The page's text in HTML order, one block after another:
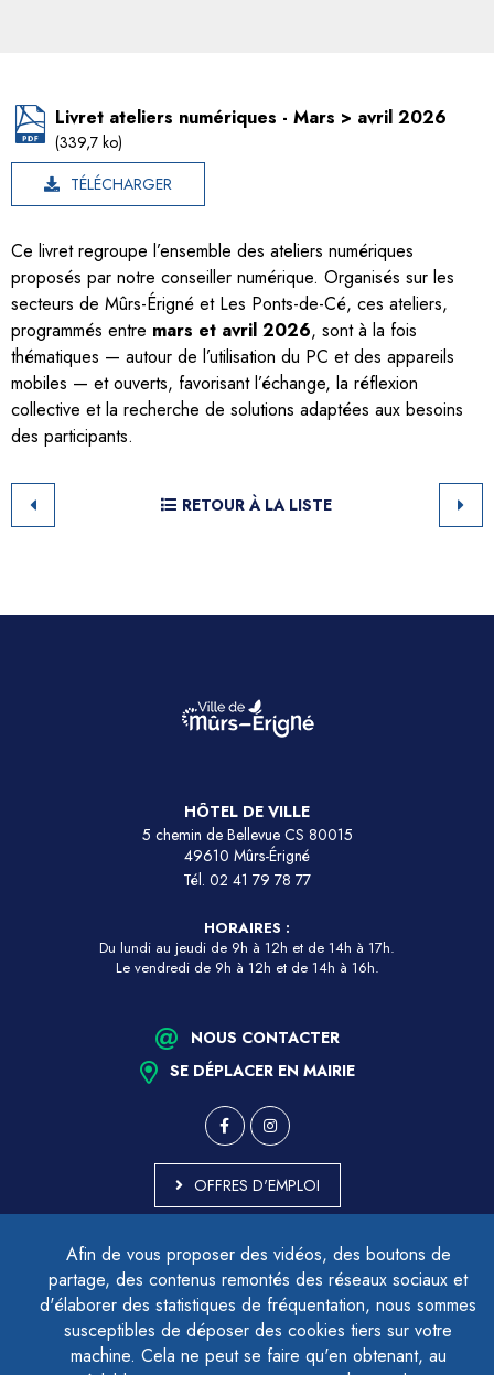
Afin de vous proposer des vidéos, des boutons de
partage, des contenus remontés des réseaux sociaux et
d'élaborer des statistiques de fréquentation, nous sommes
susceptibles de déposer des cookies tiers sur votre
machine. Cela ne peut se faire qu'en obtenant, au
Livret ateliers numériques - Mars > avril 2026
(339,7 ko)
TÉLÉCHARGER
Ce livret regroupe l’ensemble des ateliers numériques
proposés par notre conseiller numérique. Organisés sur les
secteurs de Mûrs-Érigné et Les Ponts-de-Cé, ces ateliers,
programmés entre mars et avril 2026, sont à la fois
thématiques — autour de l’utilisation du PC et des appareils
mobiles — et ouverts, favorisant l’échange, la réflexion
collective et la recherche de solutions adaptées aux besoins
des participants.
RETOUR À LA LISTE
HÔTEL DE VILLE
5 chemin de Bellevue CS 80015
49610 Mûrs-Érigné
Tél. 02 41 79 78 77
HORAIRES :
Du lundi au jeudi de 9h à 12h et de 14h à 17h.
Le vendredi de 9h à 12h et de 14h à 16h.
NOUS CONTACTER
SE DÉPLACER EN MAIRIE
OFFRES D'EMPLOI
ACCESSIBILITÉ - PARTIELLEMENT CONFORME
PLAN DU SITE
MENTIONS LÉGALES
CONTACTER LE DÉLÉGUÉ À LA PROTECTION DES DONNÉES
GESTION DES COOKIES